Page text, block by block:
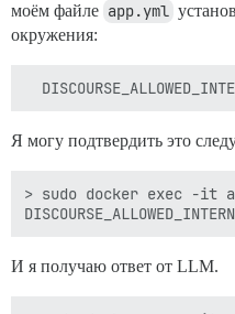
моём файле app.yml
окружения:
Я могу подтвердить это
> sudo docker exec -it
И я получаю ответ от LLM.